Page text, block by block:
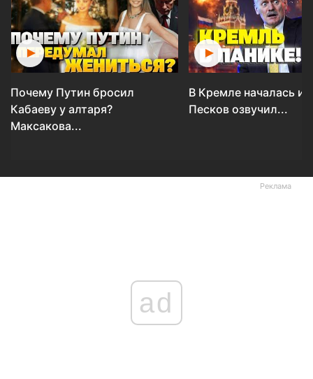
Почему Путин бросил
Кабаеву у алтаря?
Максакова...
В Кремле началась
Песков озвучил...
Реклама
ad